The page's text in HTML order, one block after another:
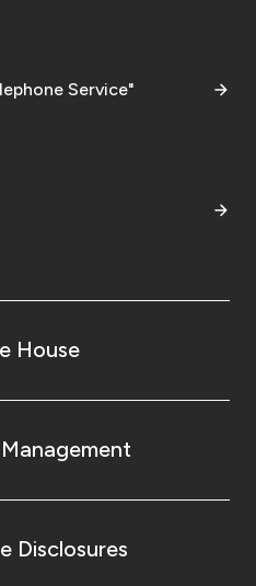
Service"
House
Disclosures